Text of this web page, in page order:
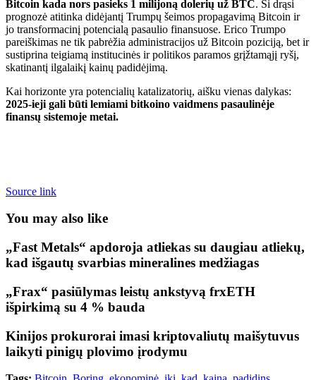
Bitcoin kada nors pasieks 1 milijoną dolerių už BTC. Ši drąsi
prognozė atitinka didėjantį Trumpų šeimos propagavimą Bitcoin ir
jo transformacinį potencialą pasaulio finansuose. Erico Trumpo
pareiškimas ne tik pabrėžia administracijos už Bitcoin poziciją, bet ir
sustiprina teigiamą institucinės ir politikos paramos grįžtamąjį ryšį,
skatinantį ilgalaikį kainų padidėjimą.
Kai horizonte yra potencialių katalizatorių, aišku vienas dalykas:
2025-ieji gali būti lemiami bitkoino vaidmens pasaulinėje
finansų sistemoje metai.
Source link
You may also like
„Fast Metals“ apdoroja atliekas su daugiau atliekų,
kad išgautų svarbias mineralines medžiagas
„Frax“ pasiūlymas leistų ankstyvą frxETH
išpirkimą su 4 % bauda
Kinijos prokurorai imasi kriptovaliutų maišytuvus
laikyti pinigų plovimo įrodymu